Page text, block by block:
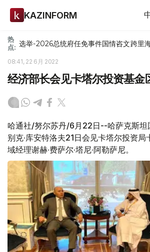
KAZINFORM
热
点: 选举-2026总统府任免事件国情咨文跨里
08:41, 22 6月 2022
经济部长会见卡塔尔投资基金
哈通社/努尔苏丹/6月22日--哈萨克斯坦
别克·库安特洛夫21日会见卡塔尔投资局
域经理谢赫·费萨尔·塔尼·阿勒萨尼。